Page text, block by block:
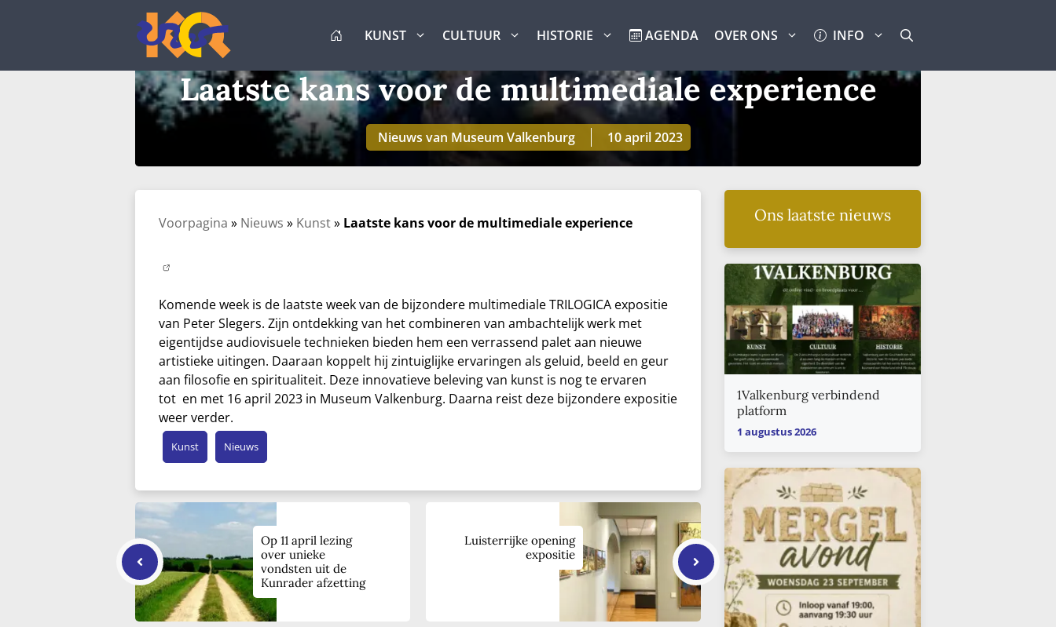
KUNST CULTUUR HISTORIE AGENDA OVER ONS INFO
Laatste kans voor de multimediale experience
Nieuws van Museum Valkenburg 10 april 2023
Voorpagina » Nieuws » Kunst» Laatste kans voor de multimediale experience
Komende week is de laatste week van de bijzondere multimediale TRILOGICA expositie
van Peter Slegers. Zijn ontdekking van het combineren van ambachtelijk werk met
eigentijdse audiovisuele technieken bieden hem een verrassend palet aan nieuwe
artistieke uitingen. Daaraan koppelt hij zintuiglijke ervaringen als geluid, beeld en geur
aan filosofie en spiritualiteit. Deze innovatieve beleving van kunst is nog te ervaren
tot en met 16 april 2023 in Museum Valkenburg. Daarna reist deze bijzondere expositie
weer verder.
Kunst Nieuws
Op 11 april lezing
over unieke
vondsten uit de
Kunrader afzetting
Luisterrijke opening
expositie
Ons laatste nieuws
1Valkenburg verbindend
platform
1 augustus 2026